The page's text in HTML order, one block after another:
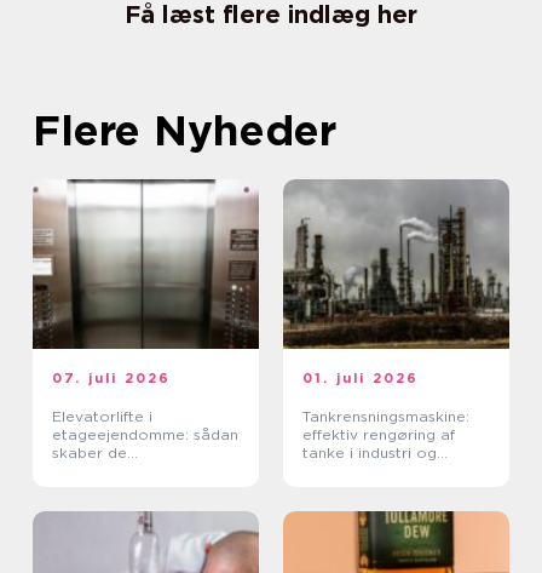
Få læst flere indlæg her
Flere Nyheder
07. juli 2026
Elevatorlifte i
etageejendomme: sådan
skaber de
01. juli 2026
Tankrensningsmaskine:
effektiv rengøring af
tanke i industri og